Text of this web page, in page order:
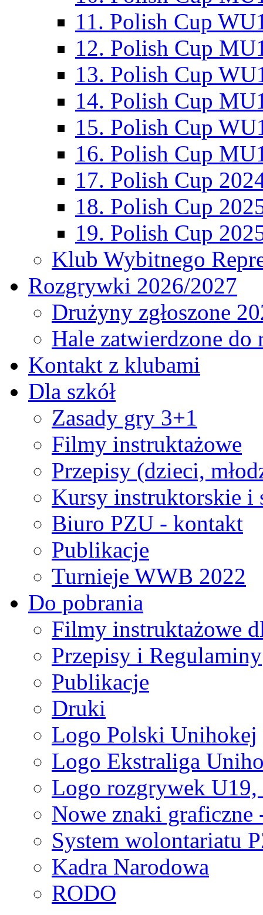
11. Polish Cup
12. Polish Cup
13. Polish Cup
14. Polish Cup
15. Polish Cup
16. Polish Cup
17. Polish Cup
18. Polish Cup
19. Polish Cup
Klub Wybitnego
Rozgrywki 2026/2027
Drużyny zgłoszone
Hale zatwierdzone
Kontakt z klubami
Dla szkół
Zasady gry 3+1
Filmy instruktażowe
Przepisy (dzieci,
Kursy instruktorskie i
Biuro PZU - kontakt
Publikacje
Turnieje WWB 2022
Do pobrania
Filmy instruktażowe
Przepisy i Regulaminy
Publikacje
Druki
Logo Polski Unihokej
Logo Ekstraliga
Logo rozgrywek
Nowe znaki graficzne
System wolontariatu
Kadra Narodowa
RODO